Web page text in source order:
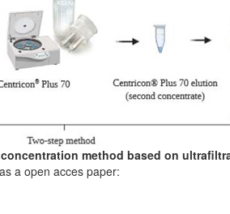
method based on
as a open acces paper: